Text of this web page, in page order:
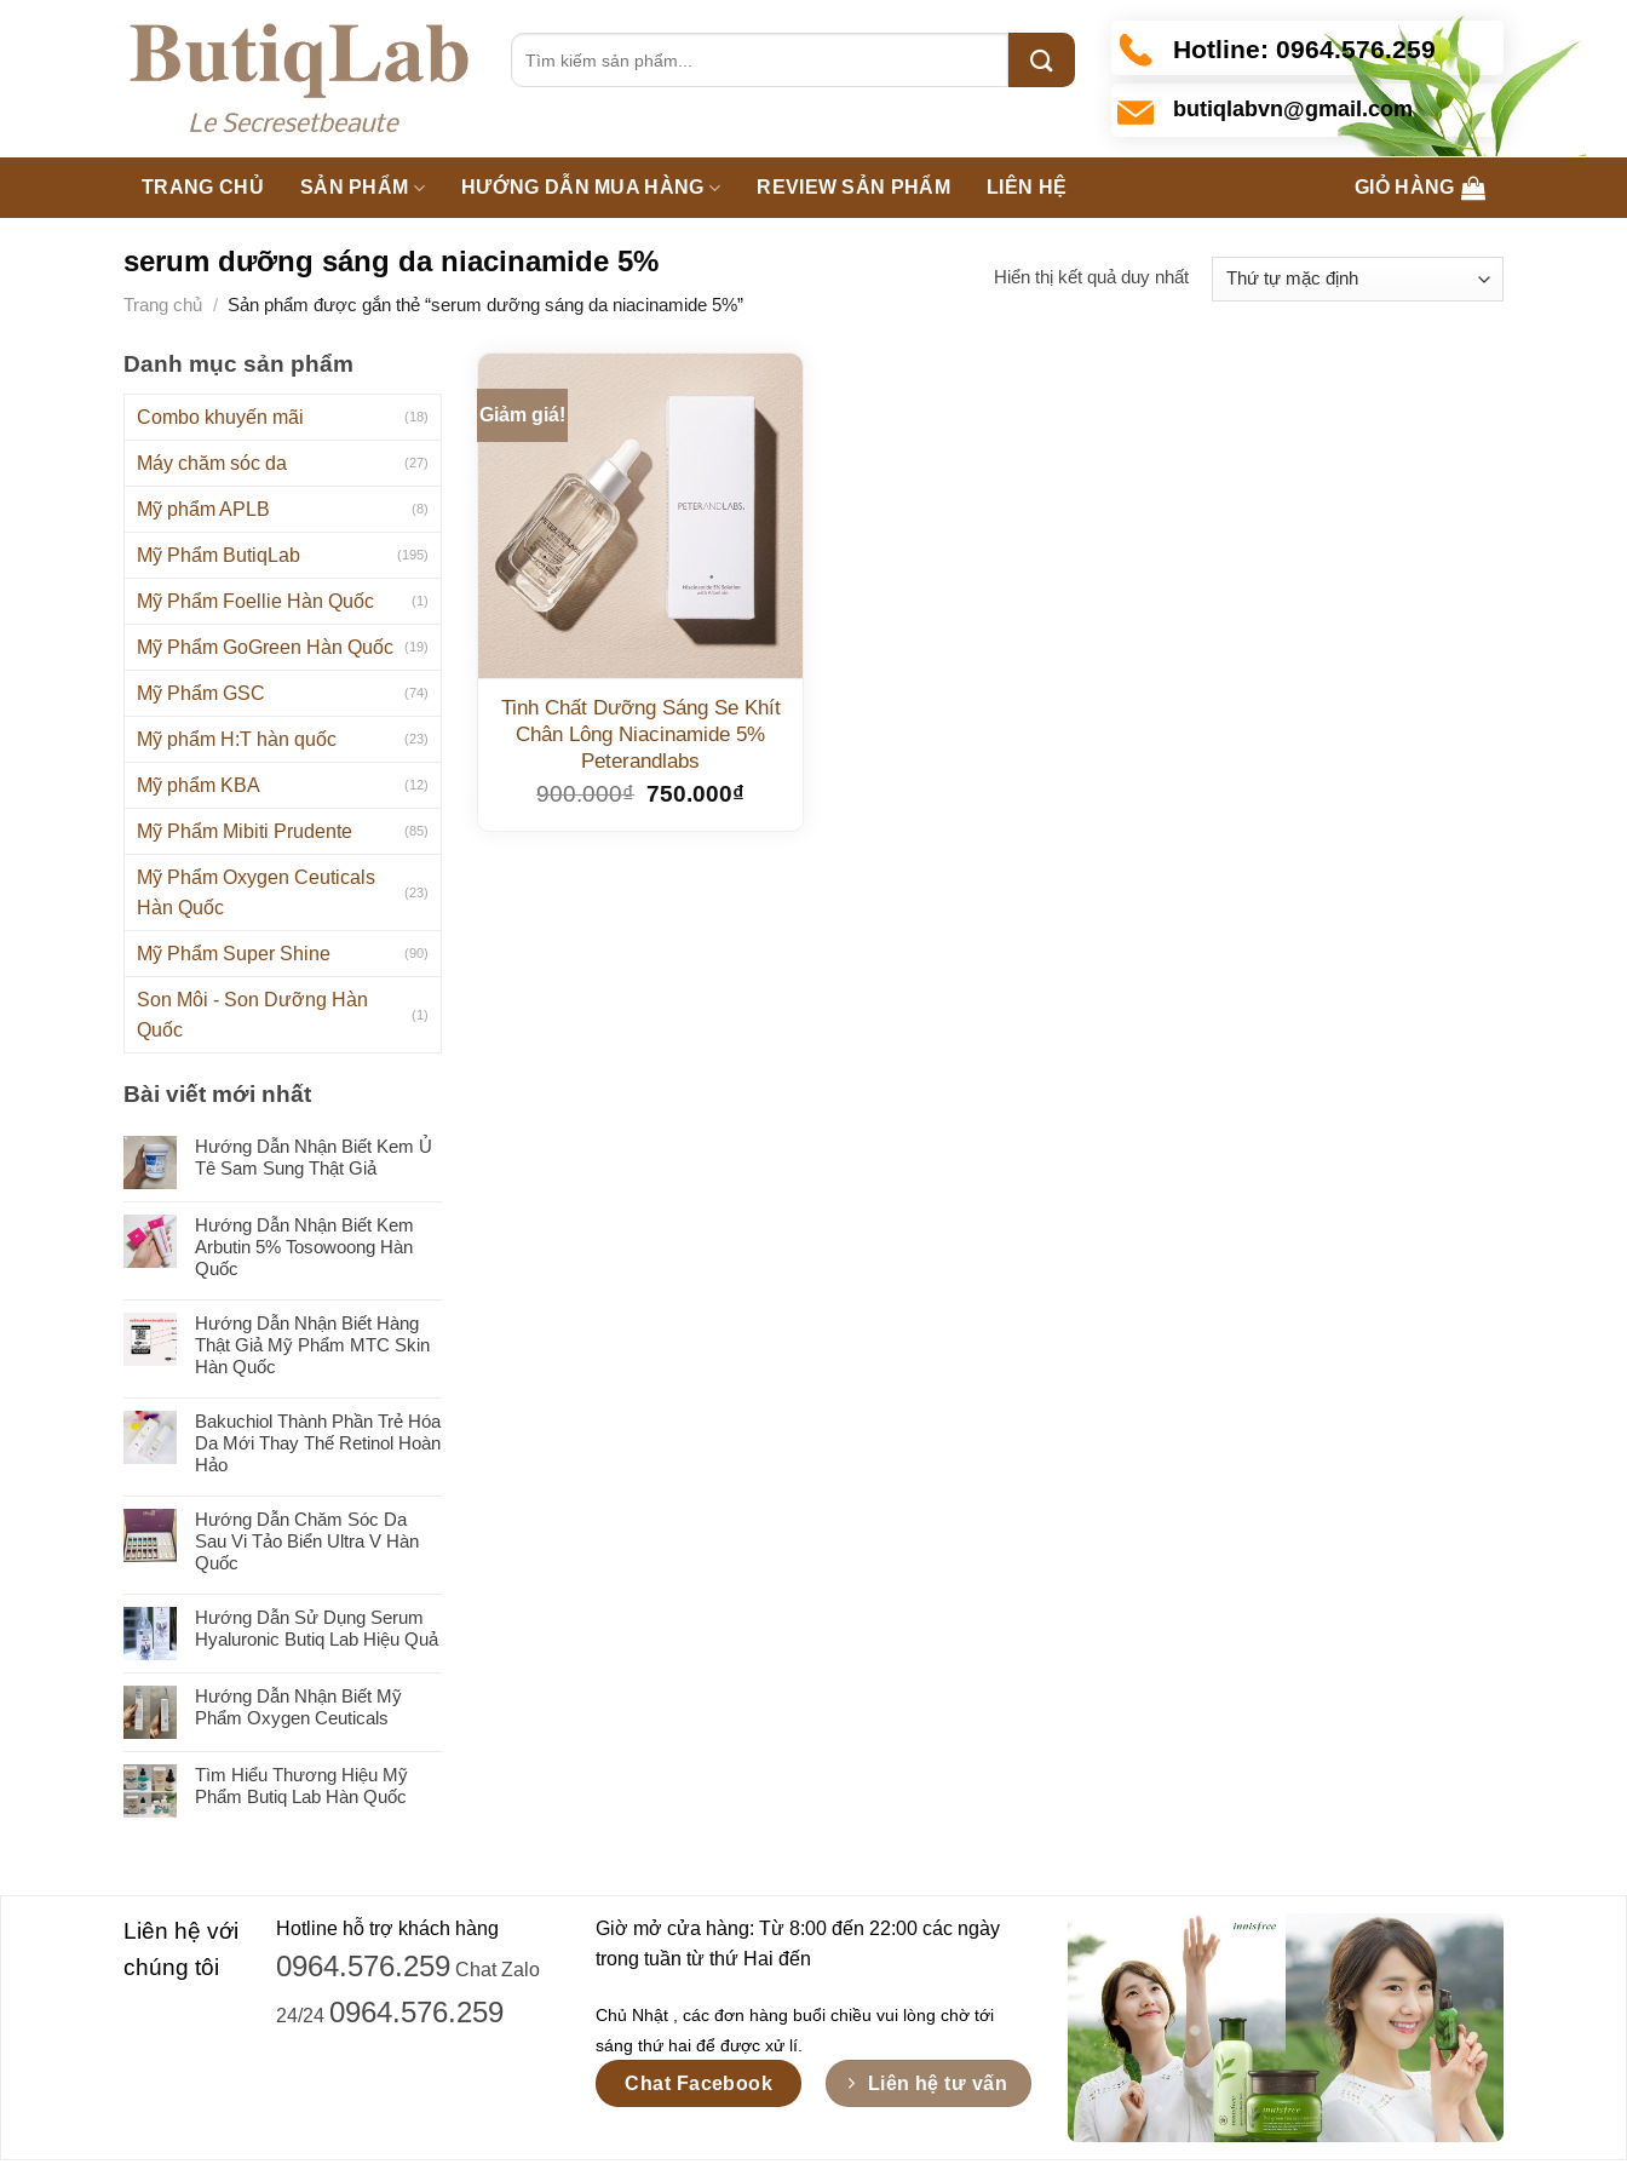
Tìm
Hotline: 0964.576.259
butiqlabvn@gmail.com
TRANG CHỦ SẢN PHẨM HƯỚNG DẪN MUA HÀNG REVIEW SẢN PHẨM LIÊN HỆ GIỎ HÀNG
serum dưỡng sáng da niacinamide 5%
Trang chủ / Sản phẩm được gắn thẻ “serum dưỡng sáng da niacinamide 5%”
Hiển thị kết quả duy nhất
Danh mục sản phẩm
Combo khuyến mãi (18)
Máy chăm sóc da (27)
Mỹ phẩm APLB (8)
Mỹ Phẩm ButiqLab (195)
Mỹ Phẩm Foellie Hàn Quốc (1)
Mỹ Phẩm GoGreen Hàn Quốc (19)
Mỹ Phẩm GSC (74)
Mỹ phẩm H:T hàn quốc (23)
Mỹ phẩm KBA (12)
Mỹ Phẩm Mibiti Prudente (85)
Mỹ Phẩm Oxygen Ceuticals
Hàn Quốc
(23)
Mỹ Phẩm Super Shine (90)
Son Môi - Son Dưỡng Hàn
Quốc
(1)
Bài viết mới nhất
Hướng Dẫn Nhận Biết Kem Ủ
Tê Sam Sung Thật Giả
Hướng Dẫn Nhận Biết Kem
Arbutin 5% Tosowoong Hàn
Quốc
Hướng Dẫn Nhận Biết Hàng
Thật Giả Mỹ Phẩm MTC Skin
Hàn Quốc
Bakuchiol Thành Phần Trẻ Hóa
Da Mới Thay Thế Retinol Hoàn
Hảo
Hướng Dẫn Chăm Sóc Da
Sau Vi Tảo Biển Ultra V Hàn
Quốc
Hướng Dẫn Sử Dụng Serum
Hyaluronic Butiq Lab Hiệu Quả
Hướng Dẫn Nhận Biết Mỹ
Phẩm Oxygen Ceuticals
Tìm Hiểu Thương Hiệu Mỹ
Phẩm Butiq Lab Hàn Quốc
Giảm giá!
Tinh Chất Dưỡng Sáng Se Khít
Chân Lông Niacinamide 5%
Peterandlabs
900.000₫ 750.000₫
Liên hệ với
chúng tôi
Hotline hỗ trợ khách hàng
0964.576.259 Chat Zalo
24/24 0964.576.259
Giờ mở cửa hàng: Từ 8:00 đến 22:00 các ngày
trong tuần từ thứ Hai đến
Chủ Nhật , các đơn hàng buổi chiều vui lòng chờ tới
sáng thứ hai để được xử lí.
Chat Facebook Liên hệ tư vấn